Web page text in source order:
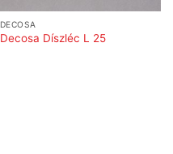
DECOSA
Decosa Díszléc L 25